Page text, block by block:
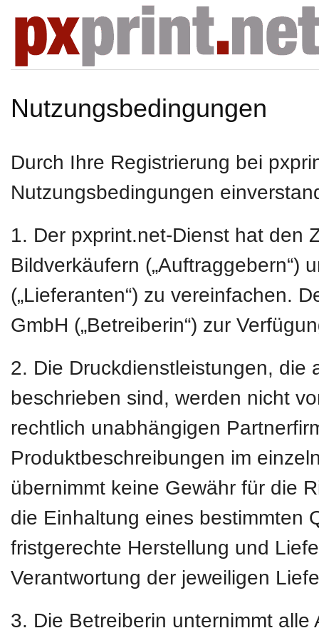
Nutzungsbedingungen
Durch Ihre Registrierung bei
Nutzungsbedingungen
1. Der pxprint.net-Dienst hat den
Bildverkäufern („Auftraggebern“)
(„Lieferanten“) zu vereinfachen.
GmbH („Betreiberin“) zur
2. Die Druckdienstleistungen, die
beschrieben sind, werden nicht
rechtlich unabhängigen
Produktbeschreibungen im
übernimmt keine Gewähr für die
die Einhaltung eines bestimmten
fristgerechte Herstellung und
Verantwortung der jeweiligen
3. Die Betreiberin unternimmt